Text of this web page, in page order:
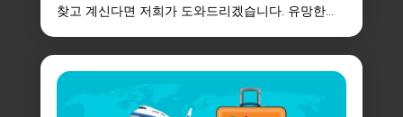
찾고 계신다면 저희가 도와드리겠습니다. 유망한...